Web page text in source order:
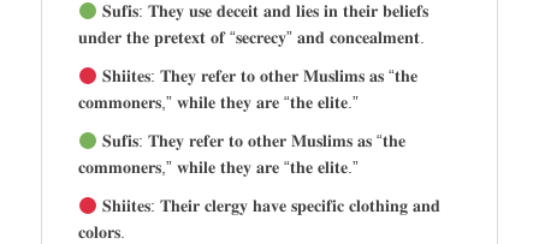
𝐒𝐮𝐟𝐢𝐬: 𝐓𝐡𝐞𝐲 𝐮𝐬𝐞 𝐝𝐞𝐜𝐞𝐢𝐭 𝐚𝐧𝐝 𝐥𝐢𝐞𝐬 𝐢𝐧 𝐭𝐡𝐞𝐢𝐫 𝐛𝐞𝐥𝐢𝐞𝐟𝐬
𝐮𝐧𝐝𝐞𝐫 𝐭𝐡𝐞 𝐩𝐫𝐞𝐭𝐞𝐱𝐭 𝐨𝐟 “𝐬𝐞𝐜𝐫𝐞𝐜𝐲” 𝐚𝐧𝐝 𝐜𝐨𝐧𝐜𝐞𝐚𝐥𝐦𝐞𝐧𝐭.
𝐒𝐡𝐢𝐢𝐭𝐞𝐬: 𝐓𝐡𝐞𝐲 𝐫𝐞𝐟𝐞𝐫 𝐭𝐨 𝐨𝐭𝐡𝐞𝐫 𝐌𝐮𝐬𝐥𝐢𝐦𝐬 𝐚𝐬 “𝐭𝐡𝐞
𝐜𝐨𝐦𝐦𝐨𝐧𝐞𝐫𝐬,” 𝐰𝐡𝐢𝐥𝐞 𝐭𝐡𝐞𝐲 𝐚𝐫𝐞 “𝐭𝐡𝐞 𝐞𝐥𝐢𝐭𝐞.”
𝐒𝐮𝐟𝐢𝐬: 𝐓𝐡𝐞𝐲 𝐫𝐞𝐟𝐞𝐫 𝐭𝐨 𝐨𝐭𝐡𝐞𝐫 𝐌𝐮𝐬𝐥𝐢𝐦𝐬 𝐚𝐬 “𝐭𝐡𝐞
𝐜𝐨𝐦𝐦𝐨𝐧𝐞𝐫𝐬,” 𝐰𝐡𝐢𝐥𝐞 𝐭𝐡𝐞𝐲 𝐚𝐫𝐞 “𝐭𝐡𝐞 𝐞𝐥𝐢𝐭𝐞.”
𝐒𝐡𝐢𝐢𝐭𝐞𝐬: 𝐓𝐡𝐞𝐢𝐫 𝐜𝐥𝐞𝐫𝐠𝐲 𝐡𝐚𝐯𝐞 𝐬𝐩𝐞𝐜𝐢𝐟𝐢𝐜 𝐜𝐥𝐨𝐭𝐡𝐢𝐧𝐠 𝐚𝐧𝐝
𝐜𝐨𝐥𝐨𝐫𝐬.